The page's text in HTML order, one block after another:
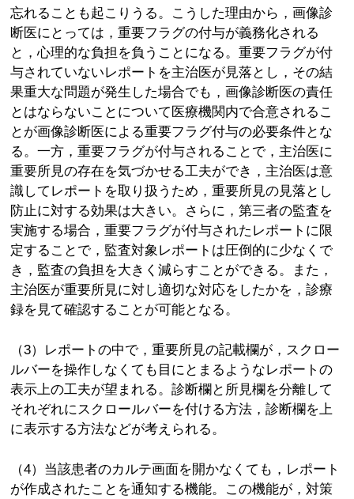
忘れることも起こりうる。こうした理由から，画像診
断医にとっては，重要フラグの付与が義務化される
と，心理的な負担を負うことになる。重要フラグが付
与されていないレポートを主治医が見落とし，その結
果重大な問題が発生した場合でも，画像診断医の責任
とはならないことについて医療機関内で合意されるこ
とが画像診断医による重要フラグ付与の必要条件とな
る。一方，重要フラグが付与されることで，主治医に
重要所見の存在を気づかせる工夫ができ，主治医は意
識してレポートを取り扱うため，重要所見の見落とし
防止に対する効果は大きい。さらに，第三者の監査を
実施する場合，重要フラグが付与されたレポートに限
定することで，監査対象レポートは圧倒的に少なくで
き，監査の負担を大きく減らすことができる。また，
主治医が重要所見に対し適切な対応をしたかを，診療
録を見て確認することが可能となる。
（3）レポートの中で，重要所見の記載欄が，スクロー
ルバーを操作しなくても目にとまるようなレポートの
表示上の工夫が望まれる。診断欄と所見欄を分離して
それぞれにスクロールバーを付ける方法，診断欄を上
に表示する方法などが考えられる。
（4）当該患者のカルテ画面を開かなくても，レポート
が作成されたことを通知する機能。この機能が，対策